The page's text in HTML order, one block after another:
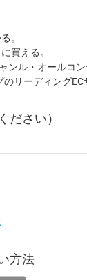
。
買える。
ンル・オールコ
のリーディングEC
ださい）
方法